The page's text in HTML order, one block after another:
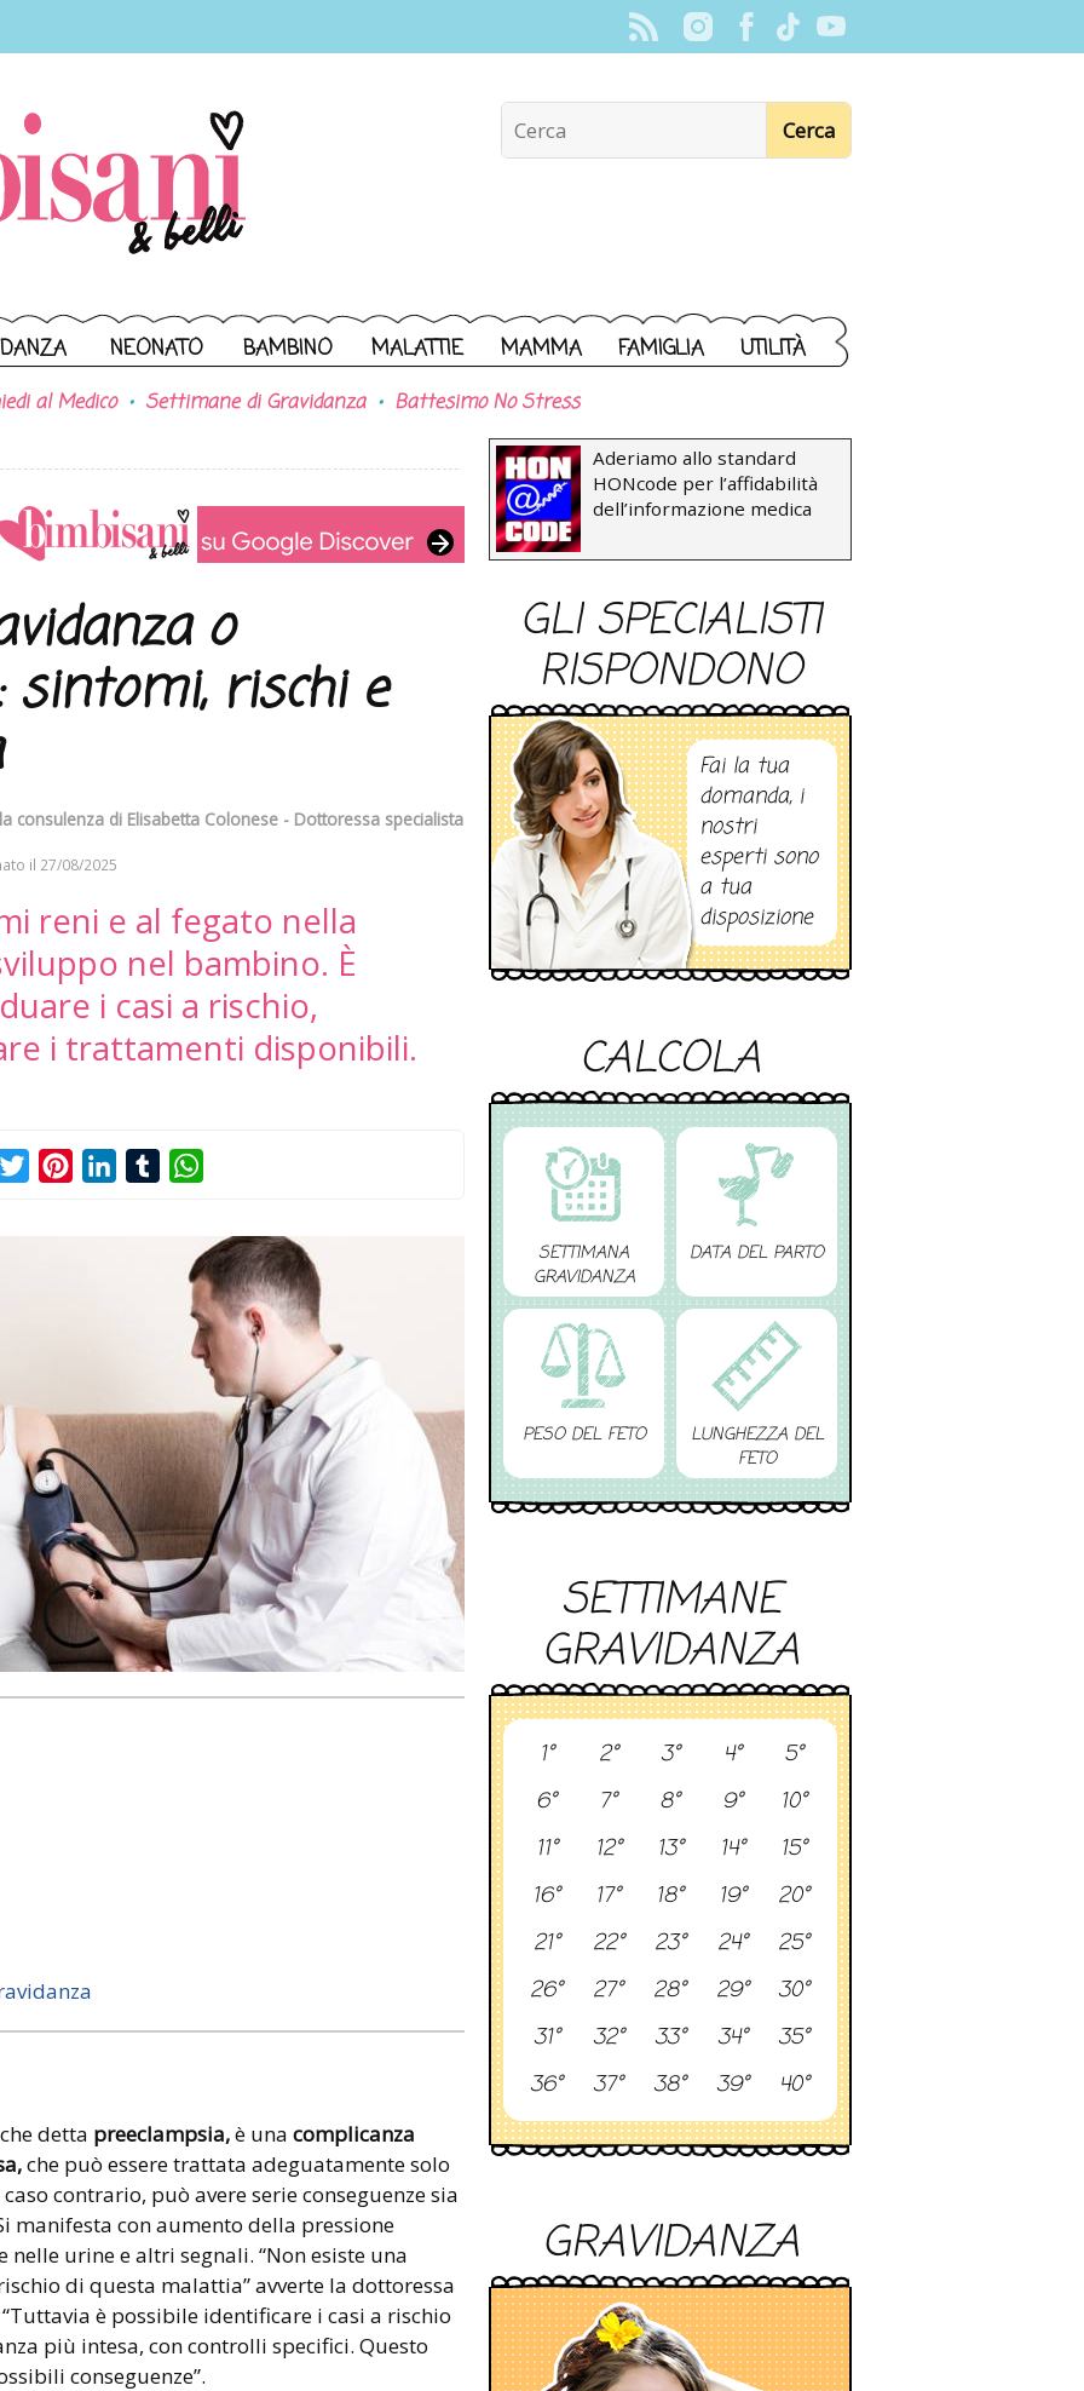
NEONATO BAMBINO MALATTIE MAMMA FAMIGLIA UTILITÀ
al Medico Settimane di Gravidanza Battesimo No Stress
o
sintomi, rischi e
consulenza di Elisabetta Colonese - Dottoressa specialista
il 27/08/2025
reni e al fegato nella
nel bambino. È
i casi a rischio,
i trattamenti disponibili.
TwitterPinterestLinkedInTumblr
detta preeclampsia,è una complicanza
che può essere trattata adeguatamente solo
contrario, può avere serie conseguenze sia
manifesta con aumento della pressione
urine e altri segnali. “Non esiste una
di questa malattia” avverte la dottoressa
è possibile identificare i casi a rischio
più intesa, con controlli specifici. Questo
conseguenze”.
Aderiamo allo standard
HONcode per l’affidabilità
dell’informazione medica
GLI SPECIALISTI
RISPONDONO
Fai la tua
domanda, i
nostri
esperti sono
a tua
disposizione
CALCOLA
SETTIMANA
GRAVIDANZA
DATA DEL PARTO
PESO DEL FETO
LUNGHEZZA DEL
FETO
SETTIMANE
GRAVIDANZA
1° 2° 3° 4°
5°
6°
7° 8° 9°
10°
11°
12° 13° 14°
15°
16°
17° 18° 19°
20°
21°
22° 23° 24°
25°
26°
27° 28° 29°
30°
31°
32° 33° 34°
35°
36°
37° 38° 39° 40°
GRAVIDANZA